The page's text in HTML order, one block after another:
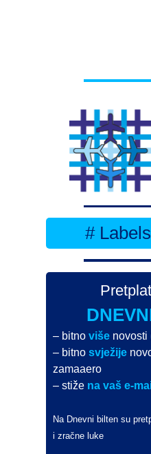
#
– bitnoviše novosti
– bitnosvježije
zamaaero
– stiže na vaš e-
Na Dnevni bilten su
i zračne luke